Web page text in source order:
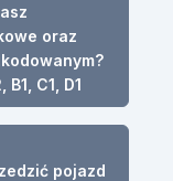
oraz
C1, D1
pojazd